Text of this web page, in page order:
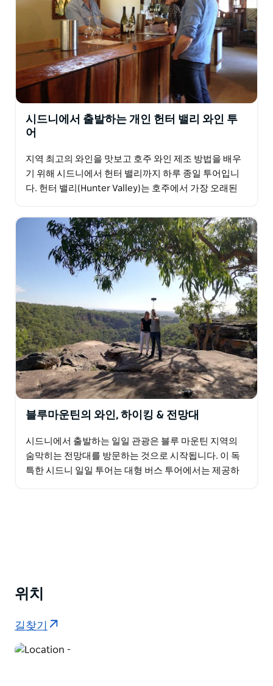
시드니에서 출발하는 개인 헌터 밸리 와인 투
어
지역 최고의 와인을 맛보고 호주 와인 제조 방법을 배우
기 위해 시드니에서 헌터 밸리까지 하루 종일 투어입니
다. 헌터 밸리(Hunter Valley)는 호주에서 가장 오래된
블루마운틴의 와인, 하이킹 & 전망대
시드니에서 출발하는 일일 관광은 블루 마운틴 지역의
숨막히는 전망대를 방문하는 것으로 시작됩니다. 이 독
특한 시드니 일일 투어는 대형 버스 투어에서는 제공하
위치
길찾기